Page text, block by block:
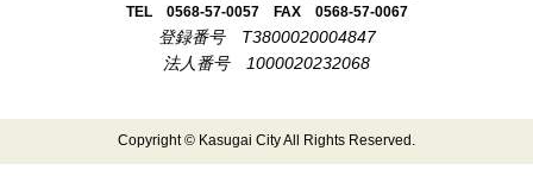
TEL 0568-57-0057
FAX 0568-57-0067
登録番号 T3800020004847
法人番号 1000020232068
Copyright © Kasugai City All Rights Reserved.